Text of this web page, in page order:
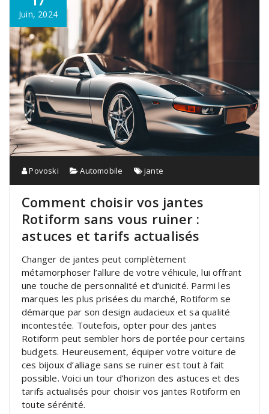
Juin, 2024
Povoski Automobile jante
Comment choisir vos jantes
Rotiform sans vous ruiner :
astuces et tarifs actualisés
Changer de jantes peut complètement
métamorphoser l’allure de votre véhicule, lui offrant
une touche de personnalité et d’unicité. Parmi les
marques les plus prisées du marché, Rotiform se
démarque par son design audacieux et sa qualité
incontestée. Toutefois, opter pour des jantes
Rotiform peut sembler hors de portée pour certains
budgets. Heureusement, équiper votre voiture de
ces bijoux d’alliage sans se ruiner est tout à fait
possible. Voici un tour d’horizon des astuces et des
tarifs actualisés pour choisir vos jantes Rotiform en
toute sérénité.